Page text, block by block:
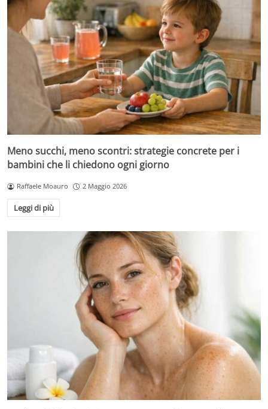
Meno succhi, meno scontri: strategie concrete per i
bambini che li chiedono ogni giorno
Raffaele Moauro 2 Maggio 2026
Leggi di più